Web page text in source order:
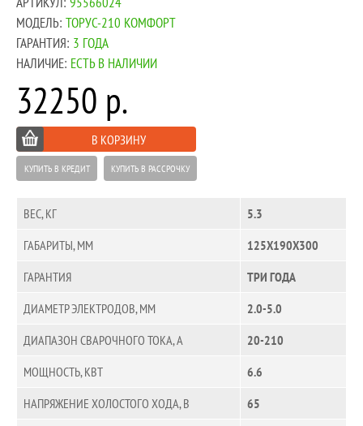
МОДЕЛЬ: ТОРУС-210 КОМФОРТ
ГАРАНТИЯ: 3 ГОДА
НАЛИЧИЕ: ЕСТЬ В НАЛИЧИИ
32250 р.
В КОРЗИНУ
КУПИТЬ В КРЕДИТ КУПИТЬ В РАССРОЧКУ
ВЕС, КГ
5.3
ГАБАРИТЫ, ММ
125Х190Х300
ГАРАНТИЯ
ТРИ ГОДА
ДИАМЕТР ЭЛЕКТРОДОВ, ММ
2.0-5.0
ДИАПАЗОН СВАРОЧНОГО ТОКА, А
20-210
МОЩНОСТЬ, КВТ
6.6
НАПРЯЖЕНИЕ ХОЛОСТОГО ХОДА, В
65